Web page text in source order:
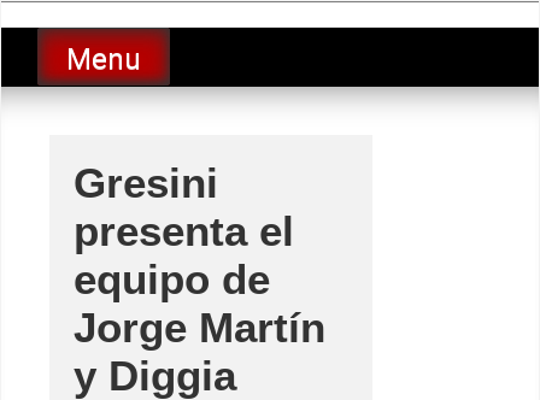
to
contentLucio Lopez GP
luciolopezgp
Menu
Gresini
presenta el
equipo de
Jorge Martín
y Diggia